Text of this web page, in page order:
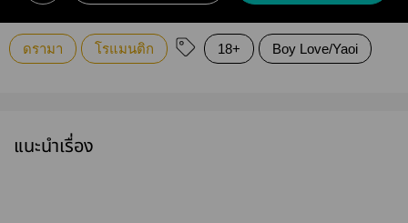
ดรามา โรแมนติก 18+ Boy Love/Yaoi
แนะนำเรื่อง